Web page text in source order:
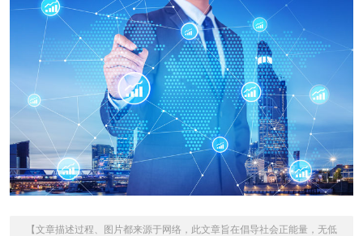
【文章描述过程、图片都来源于网络，此文章旨在倡导社会正能量，无低